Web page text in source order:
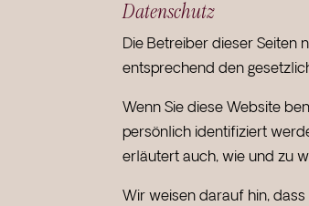
Datenschutz
Die Betreiber dieser Seiten
entsprechend den
Wenn Sie diese Website
persönlich identifiziert
erläutert auch, wie und zu
Wir weisen darauf hin,